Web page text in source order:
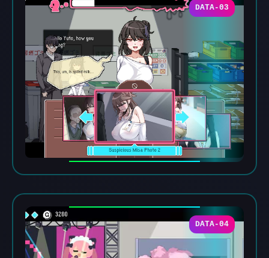
DATA-03
DATA-04